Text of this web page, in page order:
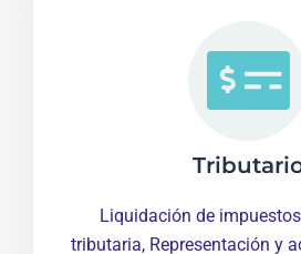
Liquidación de
tributaria, Representación y